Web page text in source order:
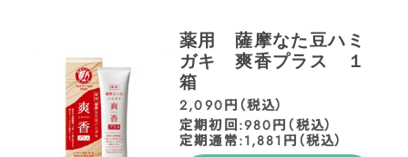
薬用 薩摩なた豆ハミ
ガキ 爽香プラス １
箱
2,090円（税込）
定期初回:980円（税込）
定期通常:1,881円（税込）